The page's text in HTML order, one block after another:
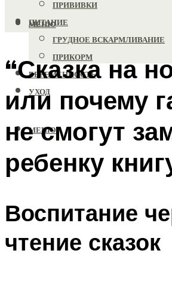
ПРИВИВКИ
ПИТАНИЕ
ГРУДНОЕ ВСКАРМЛИВАНИЕ
ПРИКОРМ
БЕРЕМЕННОСТЬ
УХОД
МЕНЮ
МЕНЮ
“Сказка на
или почему
не смогут
ребенку
Воспитание
чтение сказок